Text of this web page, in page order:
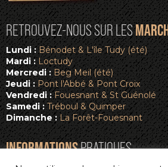
RETROUVEZ-NOUS SUR LES
Lundi :Bénodet & L'île Tudy (été)
Mardi :Loctudy
Mercredi :Beg Meil (été)
Jeudi :Pont l'Abbé & Pont Croix
Vendredi :Fouesnant & St Guénolé
Samedi :Tréboul & Quimper
Dimanche :La Forêt-Fouesnant
INFORMATIONSPRATIQUES